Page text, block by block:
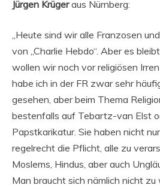
Jürgen Krügeraus Nürnberg:
„Heute sind wir alle Franzosen
von „Charlie Hebdo“. Aber es
wollen wir noch vor religiösen
habe ich in der FR zwar sehr
gesehen, aber beim Thema
bestenfalls auf Tebartz-van Elst
Papstkarikatur. Sie haben nicht
regelrecht die Pflicht, alle zu
Moslems, Hindus, aber auch
Man braucht sich nämlich nicht